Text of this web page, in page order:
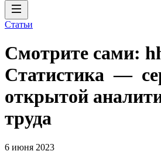
Статьи
Смотрите сами:
Cтатистика —
открытой
труда
6 июня 2023